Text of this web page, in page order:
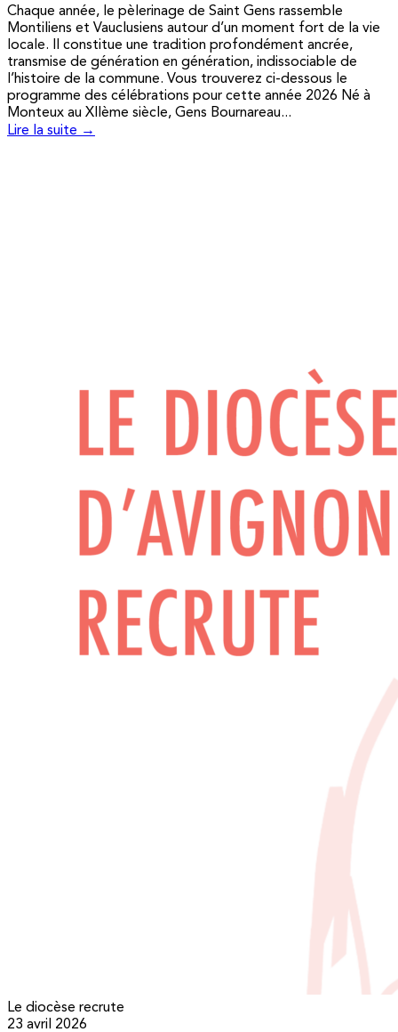
Chaque année, le pèlerinage de Saint Gens rassemble
Montiliens et Vauclusiens autour d’un moment fort de la vie
locale. Il constitue une tradition profondément ancrée,
transmise de génération en génération, indissociable de
l’histoire de la commune. Vous trouverez ci-dessous le
programme des célébrations pour cette année 2026 Né à
Monteux au XIIème siècle, Gens Bournareau...
Lire la suite →
Le diocèse recrute
23 avril 2026